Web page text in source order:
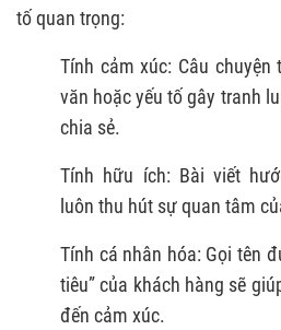
tố quan trọng:
Tính cảm xúc: Câu
văn hoặc yếu tố gây tranh
chia sẻ.
Tính hữu ích: Bài viết
luôn thu hút sự quan tâm
Tính cá nhân hóa: Gọi tên
tiêu” của khách hàng sẽ
đến cảm xúc.